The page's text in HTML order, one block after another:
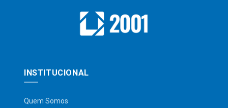
INSTITUCIONAL
Quem Somos